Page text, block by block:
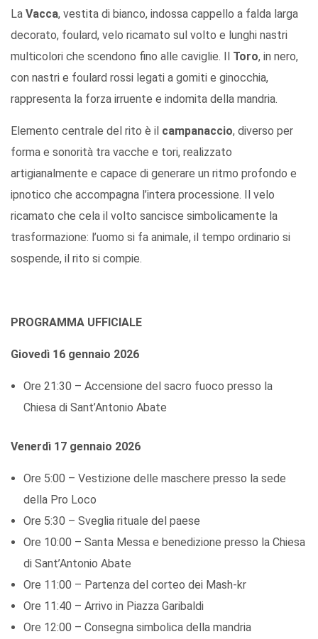
La Vacca, vestita di bianco, indossa cappello a falda larga
decorato, foulard, velo ricamato sul volto e lunghi nastri
multicolori che scendono fino alle caviglie. Il Toro, in nero,
con nastri e foulard rossi legati a gomiti e ginocchia,
rappresenta la forza irruente e indomita della mandria.
Elemento centrale del rito è il campanaccio, diverso per
forma e sonorità tra vacche e tori, realizzato
artigianalmente e capace di generare un ritmo profondo e
ipnotico che accompagna l’intera processione. Il velo
ricamato che cela il volto sancisce simbolicamente la
trasformazione: l’uomo si fa animale, il tempo ordinario si
sospende, il rito si compie.
PROGRAMMA UFFICIALE
Giovedì 16 gennaio 2026
Ore 21:30 – Accensione del sacro fuoco presso la
Chiesa di Sant’Antonio Abate
Venerdì 17 gennaio 2026
Ore 5:00 – Vestizione delle maschere presso la sede
della Pro Loco
Ore 5:30 – Sveglia rituale del paese
Ore 10:00 – Santa Messa e benedizione presso la Chiesa
di Sant’Antonio Abate
Ore 11:00 – Partenza del corteo dei Mash-kr
Ore 11:40 – Arrivo in Piazza Garibaldi
Ore 12:00 – Consegna simbolica della mandria